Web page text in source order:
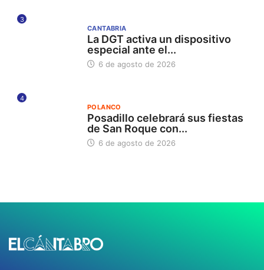
3
CANTABRIA
La DGT activa un dispositivo
especial ante el...
6 de agosto de 2026
4
POLANCO
Posadillo celebrará sus fiestas
de San Roque con...
6 de agosto de 2026